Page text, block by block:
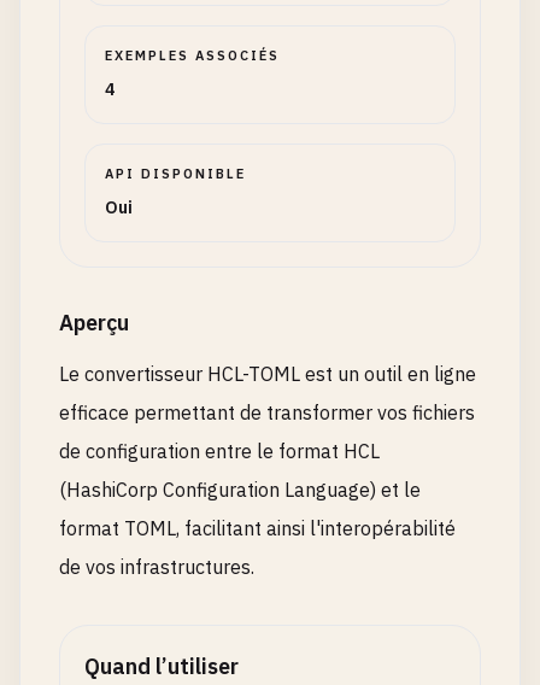
EXEMPLES ASSOCIÉS
4
API DISPONIBLE
Oui
Aperçu
Le convertisseur HCL-TOML est un outil en ligne
efficace permettant de transformer vos fichiers
de configuration entre le format HCL
(HashiCorp Configuration Language) et le
format TOML, facilitant ainsi l'interopérabilité
de vos infrastructures.
Quand l’utiliser